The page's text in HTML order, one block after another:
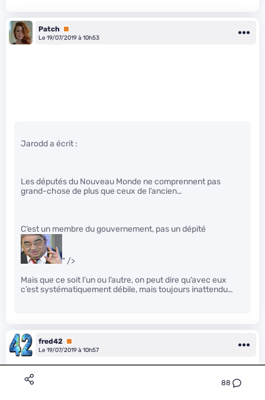
88
Patch Premium
Le 19/07/2019 à 10h53
Jarodd a écrit :
Les députés du Nouveau Monde ne comprennent pas
grand-chose de plus que ceux de l’ancien…
C’est un membre du gouvernement, pas un dépité
" />
Mais que ce soit l’un ou l’autre, on peut dire qu’avec eux
c’est systématiquement débile, mais toujours inattendu…
fred42 Premium
Le 19/07/2019 à 10h57
Non, ce n’est pas obligatoire. C’est juste plus pratique pour
justifier de son identité.
parle de “tout